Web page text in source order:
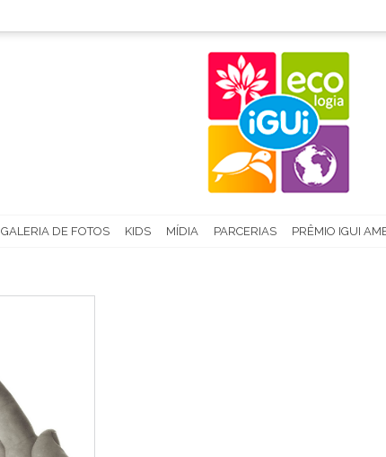
GALERIA DE FOTOS KIDS MÍDIA PARCERIAS PRÊMIO IGUI